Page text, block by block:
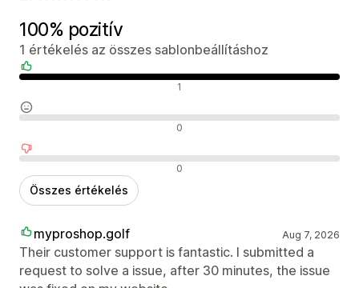
100% pozitív
1 értékelés az összes sablonbeállításhoz
Pozitív értékelések 1
Semleges értékelések 0
Negatív értékelések 0
Összes értékelés
myproshop.golf Aug 7, 2026
Their customer support is fantastic. I submitted a
request to solve a issue, after 30 minutes, the issue